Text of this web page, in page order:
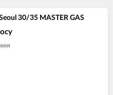
30/35 MASTER GAS